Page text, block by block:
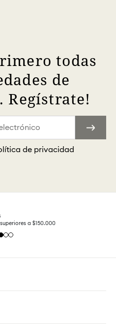
todas
de
Regístrate!
de privacidad
a $150.000